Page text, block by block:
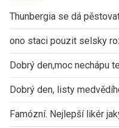
Thunbergia se dá
ono staci pouzit selsky
Dobrý den,moc nechápu
Dobrý den, listy
Famózní. Nejlepší likér